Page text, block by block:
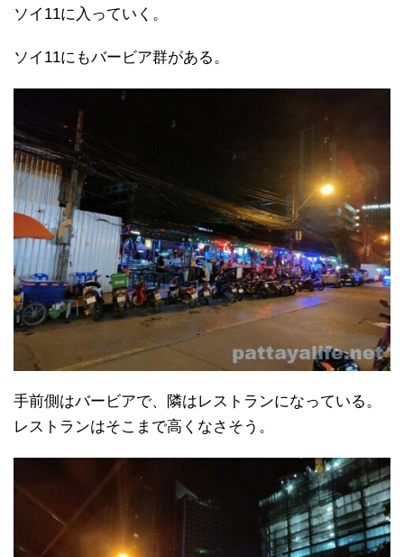
ソイ11に入っていく。
ソイ11にもバービア群がある。
手前側はバービアで、隣はレストランになっている。
レストランはそこまで高くなさそう。